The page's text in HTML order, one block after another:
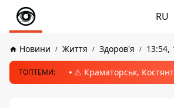
RU
Новини Життя Здоров'я 13:54,
ТОПТЕМИ: ⚠️ Краматорськ,